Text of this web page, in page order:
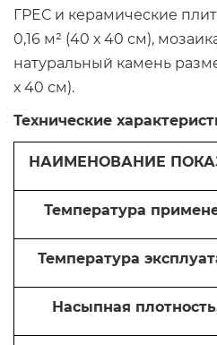
ГРЕС и керамические
0,16 м² (40 х 40 см),
натуральный камень
х 40 см).
Технические
НАИМЕНОВАНИЕ
Температура
Температура
Насыпная